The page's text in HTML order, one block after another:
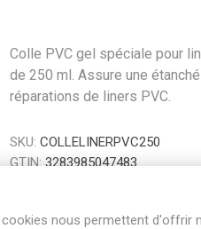
Colle PVC gel spéciale pour
de 250 ml. Assure une
réparations de liners PVC.
SKU: COLLELINERPVC250
GTIN: 3283985047483
nous permettent d'offrir